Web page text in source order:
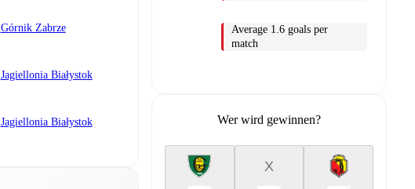
Górnik Zabrze
Jagiellonia Białystok
Jagiellonia Białystok
Average 1.6 goals per
match
Wer wird gewinnen?
X